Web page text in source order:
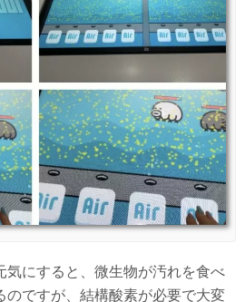
気にすると、微生物が汚れを食べ
のですが、結構酸素が必要で大変